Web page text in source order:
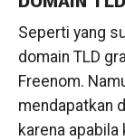
Seperti yang
domain TLD
Freenom.
mendapatkan
karena